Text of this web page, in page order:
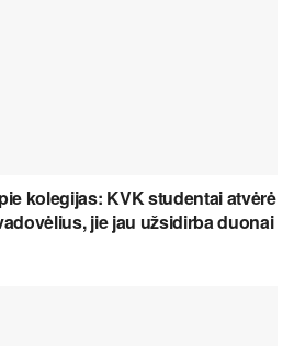
kolegijas: KVK studentai atvėrė
jie jau užsidirba duonai